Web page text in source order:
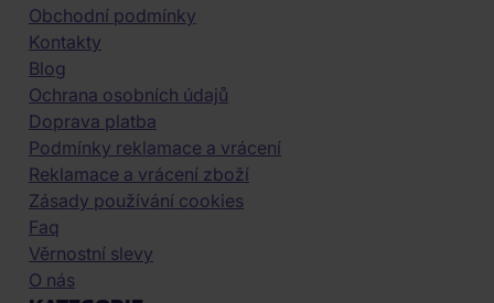
Obchodní podmínky
Kontakty
Blog
Ochrana osobních údajů
Doprava platba
Podmínky reklamace a vrácení
Reklamace a vrácení zboží
Zásady používání cookies
Faq
Věrnostní slevy
O nás